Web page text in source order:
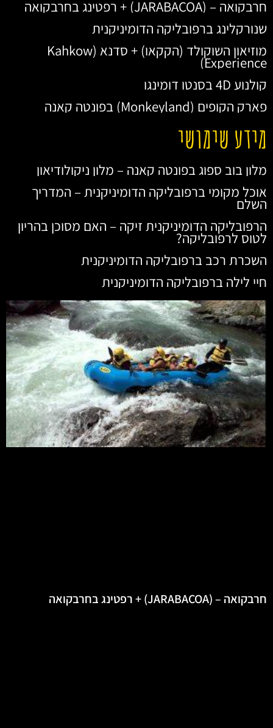
חרבקואה – (JARABACOA) + רפטינג בחרבקואה
שנורקלינג ברפובליקה הדומיניקנית
מוזיאון השוקולד (הקקאו) + סדנא (Kahkow
Experience)
קולנוע 4D בסנטו דומינגו
פארק הקופים (Monkeyland) בפונטה קאנה
מידע שימושי
מלון בוב ספוג בפונטה קאנה – מלון ניקולודיאון
אוכל מקומי ברפובליקה הדומיניקנית – המדריך
השלם
הרפובליקה הדומיניקנית זיקה – האם מסוכן בהריון
לטוס לרפובליקה?
השכרת רכב ברפובליקה הדומיניקנית
חיי לילה ברפובליקה הדומיניקנית
חרבקואה – (JARABACOA) + רפטינג בחרבקואה